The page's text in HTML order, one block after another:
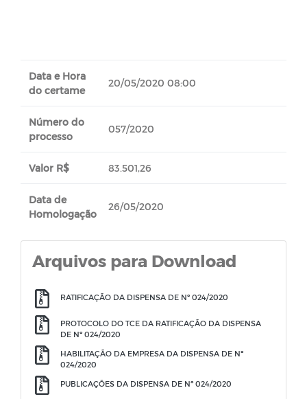
Data e Hora
do certame
20/05/2020 08:00
Número do
processo
057/2020
Valor R$ 83.501,26
Data de
Homologação
26/05/2020
Arquivos para Download
RATIFICAÇÃO DA DISPENSA DE Nº 024/2020
PROTOCOLO DO TCE DA RATIFICAÇÃO DA DISPENSA
DE Nº 024/2020
HABILITAÇÃO DA EMPRESA DA DISPENSA DE Nº
024/2020
PUBLICAÇÕES DA DISPENSA DE Nº 024/2020